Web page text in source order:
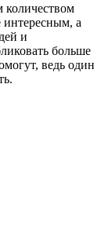
количеством
интересным, а
и
больше
ведь один